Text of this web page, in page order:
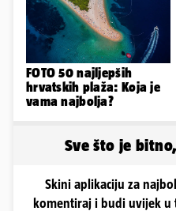
FOTO 50 najljepših
hrvatskih plaža: Koja je
vama najbolja?
Sve što je
Skini aplikaciju za
komentiraj i budi uvijek u